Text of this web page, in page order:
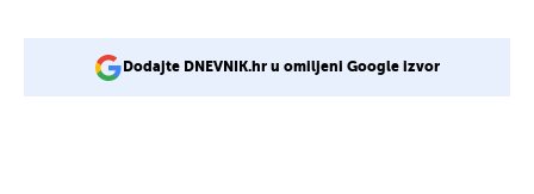
Dodajte DNEVNIK.hr u omiljeni Google izvor